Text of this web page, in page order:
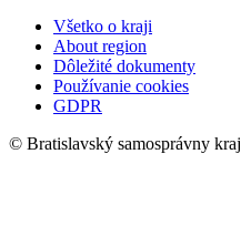
Všetko o kraji
About region
Dôležité dokumenty
Používanie cookies
GDPR
© Bratislavský samosprávny kraj